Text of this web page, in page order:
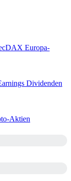
Europa-
Dividenden
Aktien